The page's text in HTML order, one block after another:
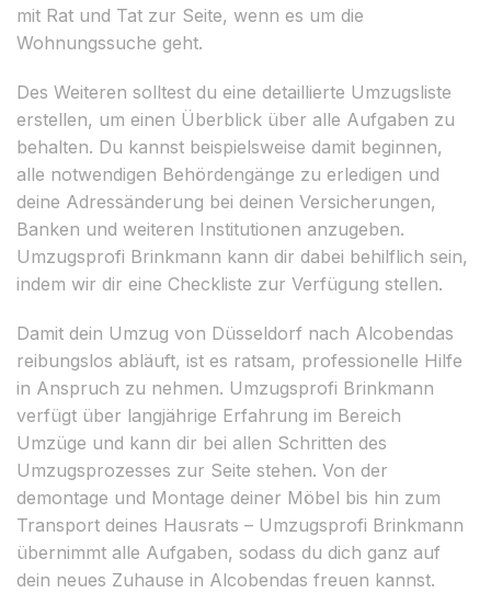
mit Rat und Tat zur Seite, wenn es um die
Wohnungssuche geht.
Des Weiteren solltest du eine detaillierte Umzugsliste
erstellen, um einen Überblick über alle Aufgaben zu
behalten. Du kannst beispielsweise damit beginnen,
alle notwendigen Behördengänge zu erledigen und
deine Adressänderung bei deinen Versicherungen,
Banken und weiteren Institutionen anzugeben.
Umzugsprofi Brinkmann kann dir dabei behilflich sein,
indem wir dir eine Checkliste zur Verfügung stellen.
Damit dein Umzug von Düsseldorf nach Alcobendas
reibungslos abläuft, ist es ratsam, professionelle Hilfe
in Anspruch zu nehmen. Umzugsprofi Brinkmann
verfügt über langjährige Erfahrung im Bereich
Umzüge und kann dir bei allen Schritten des
Umzugsprozesses zur Seite stehen. Von der
demontage und Montage deiner Möbel bis hin zum
Transport deines Hausrats – Umzugsprofi Brinkmann
übernimmt alle Aufgaben, sodass du dich ganz auf
dein neues Zuhause in Alcobendas freuen kannst.